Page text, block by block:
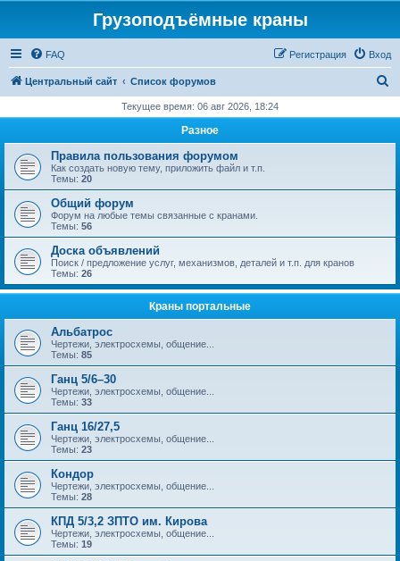
Грузоподъёмные краны
FAQ Вход
Регистрация
Центральный сайт Список форумов
с
Текущее время: 06 авг 2026, 18:24
Разное
Правила пользования форумом
Как создать новую тему, приложить файл и т.п.
Темы: 20
Общий форум
Форум на любые темы связанные с кранами.
Темы: 56
Доска объявлений
Поиск / предложение услуг, механизмов, деталей и т.п. для кранов
Темы: 26
Краны портальные
Альбатрос
Чертежи, электросхемы, общение...
Темы: 85
Ганц 5/6–30
Чертежи, электросхемы, общение...
Темы: 33
Ганц 16/27,5
Чертежи, электросхемы, общение...
Темы: 23
Кондор
Чертежи, электросхемы, общение...
Темы: 28
КПД 5/3,2 ЗПТО им. Кирова
Чертежи, электросхемы, общение...
Темы: 19